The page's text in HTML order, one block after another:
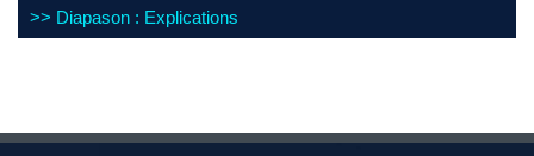
>> Diapason : Explications